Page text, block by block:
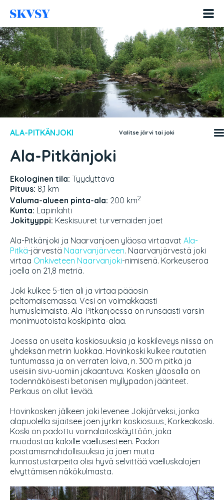
sisältöön
ALA-PITKÄNJOKI Valitse järvi tai joki
Ala-Pitkänjoki
Ekologinen tila: Tyydyttävä
Pituus: 8,1 km
Valuma-alueen pinta-ala: 200 km2
Kunta: Lapinlahti
Jokityyppi: Keskisuuret turvemaiden joet
Ala-Pitkänjoki ja Naarvanjoen yläosa virtaavat Ala-
Pitkä-järvestä Naarvanjärveen. Naarvanjärvestä joki
virtaa Onkiveteen Naarvanjoki-nimisenä. Korkeuseroa
joella on 21,8 metriä.
Joki kulkee 5-tien ali ja virtaa pääosin
peltomaisemassa. Vesi on voimakkaasti
humusleimaista. Ala-Pitkänjoessa on runsaasti varsin
monimuotoista koskipinta-alaa.
Joessa on useita koskiosuuksia ja koskileveys niissä on
yhdeksän metrin luokkaa. Hovinkoski kulkee rautatien
tuntumassa ja on verraten loiva, n. 300 m pitkä ja
useisiin sivu-uomiin jakaantuva. Kosken yläosalla on
todennäköisesti betonisen myllypadon jäänteet.
Perkaus on ollut lievää.
Hovinkosken jälkeen joki levenee Jokijärveksi, jonka
alapuolella sijaitsee joen jyrkin koskiosuus, Korkeakoski.
Koski on padottu voimalaitoskäyttöön, joka
muodostaa kaloille vaellusesteen. Padon
poistamismahdollisuuksia ja joen muita
kunnostustarpeita olisi hyvä selvittää vaelluskalojen
elvyttämisen näkökulmasta.